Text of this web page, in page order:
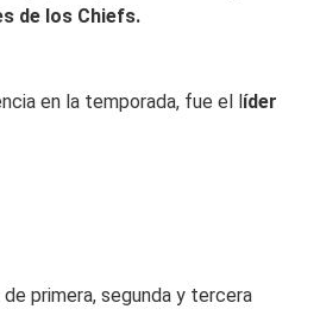
de los Chiefs.
en la temporada, fue el líder
primera, segunda y tercera